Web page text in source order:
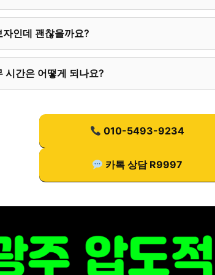
자인데 괜찮을까요?
시간은 어떻게 되나요?
010-5493-9234
카톡 상담 R9997